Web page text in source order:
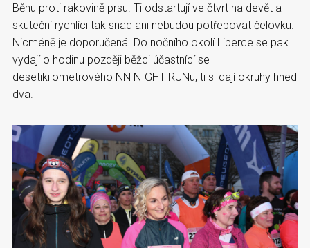
Běhu proti rakovině prsu. Ti odstartují ve čtvrt na devět a
skuteční rychlíci tak snad ani nebudou potřebovat čelovku.
Nicméně je doporučená. Do nočního okolí Liberce se pak
vydají o hodinu později běžci účastnící se
desetikilometrového NN NIGHT RUNu, ti si dají okruhy hned
dva.